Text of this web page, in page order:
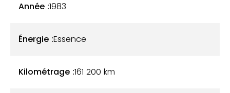
Année :1983
Énergie :Essence
Kilométrage :161 200 km